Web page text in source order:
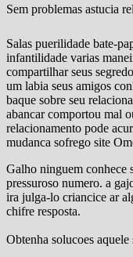
Sem problemas astucia
Salas puerilidade bate-
infantilidade varias
compartilhar seus
um labia seus amigos
baque sobre seu
abancar comportou mal
relacionamento pode
mudanca sofrego site
Galho ninguem conhece
pressuroso numero. a
ira julga-lo criancice ar
chifre resposta.
Obtenha solucoes aquele